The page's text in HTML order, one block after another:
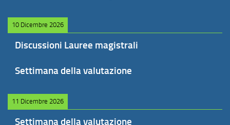
10 Dicembre 2026
Discussioni Lauree magistrali
Settimana della valutazione
11 Dicembre 2026
Settimana della valutazione